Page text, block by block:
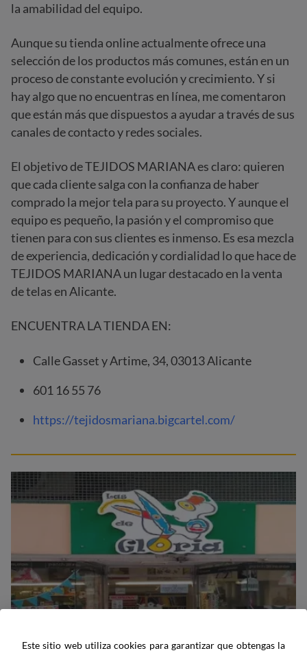
la amabilidad del equipo.
Aunque su tienda online actualmente ofrece una
selección de los productos más comunes, están en un
proceso de constante evolución y crecimiento. Y si
hay algo que no encuentras en línea, me comentaron
que están más que dispuestos a ayudar a través de sus
canales de contacto y redes sociales.
El objetivo de TEJIDOS MARIANA es claro: quieren
que cada cliente salga con la confianza de haber
comprado la mejor tela para su proyecto. Y aunque el
equipo es pequeño, la pasión y el compromiso que
tienen para con sus clientes es inmenso. Es esa mezcla
de experiencia, dedicación y cordialidad lo que hace de
TEJIDOS MARIANA un lugar destacado en la venta
de telas en Alicante.
ENCUENTRA LA TIENDA EN:
Calle Gasset y Artime, 34, 03013 Alicante
601 16 55 76
https://tejidosmariana.bigcartel.com/
Este sitio web utiliza cookies para garantizar que obtengas la